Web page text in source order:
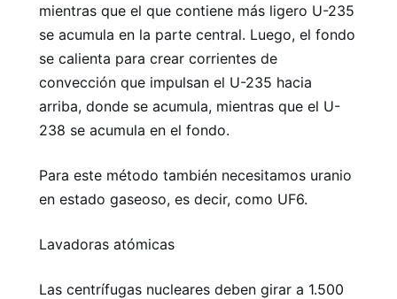
mientras que el que contiene más ligero U-235
se acumula en la parte central. Luego, el fondo
se calienta para crear corrientes de
convección que impulsan el U-235 hacia
arriba, donde se acumula, mientras que el U-
238 se acumula en el fondo.
Para este método también necesitamos uranio
en estado gaseoso, es decir, como UF6.
Lavadoras atómicas
Las centrífugas nucleares deben girar a 1.500